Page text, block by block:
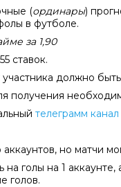
(ординары)
в футболе.
за 1,90
55 ставок.
должно быть
получения
телеграмм канал
но матчи
голы на 1
голов.